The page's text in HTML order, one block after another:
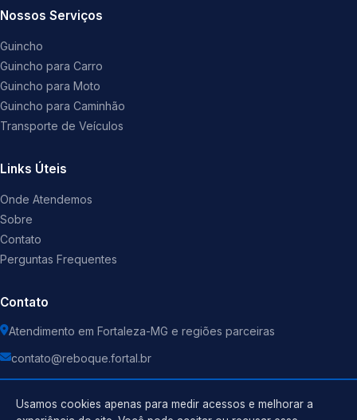
Nossos Serviços
Guincho
Guincho para Carro
Guincho para Moto
Guincho para Caminhão
Transporte de Veículos
Links Úteis
Onde Atendemos
Sobre
Contato
Perguntas Frequentes
Contato
Atendimento em Fortaleza-MG e regiões parceiras
contato@reboque.fortal.br
Usamos cookies apenas para medir acessos e melhorar a